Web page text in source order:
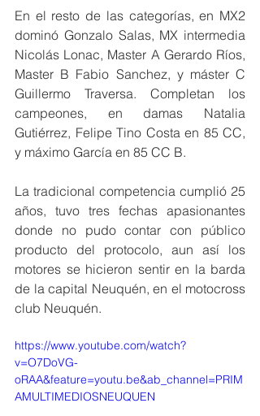
En el resto de las categorías, en MX2
dominó Gonzalo Salas, MX intermedia
Nicolás Lonac, Master A Gerardo Ríos,
Master B Fabio Sanchez, y máster C
Guillermo Traversa. Completan los
campeones, en damas Natalia
Gutiérrez, Felipe Tino Costa en 85 CC,
y máximo García en 85 CC B.
La tradicional competencia cumplió 25
años, tuvo tres fechas apasionantes
donde no pudo contar con público
producto del protocolo, aun así los
motores se hicieron sentir en la barda
de la capital Neuquén, en el motocross
club Neuquén.
https://www.youtube.com/watch?
v=O7DoVG-
oRAA&feature=youtu.be&ab_channel=PRIM
AMULTIMEDIOSNEUQUEN